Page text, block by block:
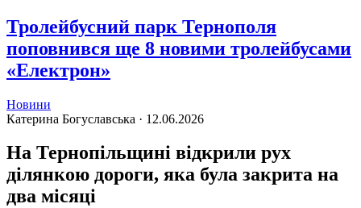
Тролейбусний парк Тернополя
поповнився ще 8 новими тролейбусами
«Електрон»
Новини
Катерина Богуславська · 12.06.2026
На Тернопільщині відкрили рух
ділянкою дороги, яка була закрита на
два місяці